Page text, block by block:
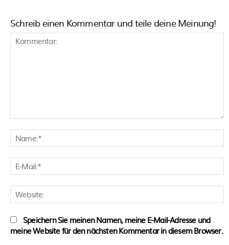
Schreib einen Kommentar und teile deine Meinung!
Speichern Sie meinen Namen, meine E-Mail-Adresse und
meine Website für den nächsten Kommentar in diesem Browser.